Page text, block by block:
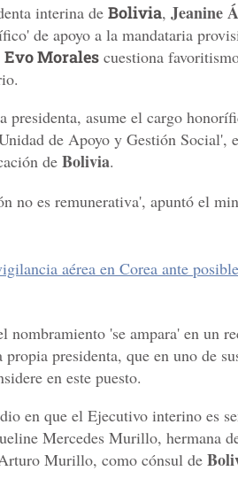
interina de Bolivia, Jeanine
de apoyo a la mandataria
Evo Morales cuestiona
presidenta, asume el cargo
de Apoyo y Gestión Social',
de Bolivia.
no es remunerativa', apuntó el
aérea en Corea ante
nombramiento 'se ampara' en un
presidenta, que en uno de
en este puesto.
en que el Ejecutivo interino es
Mercedes Murillo, hermana
Murillo, como cónsul de